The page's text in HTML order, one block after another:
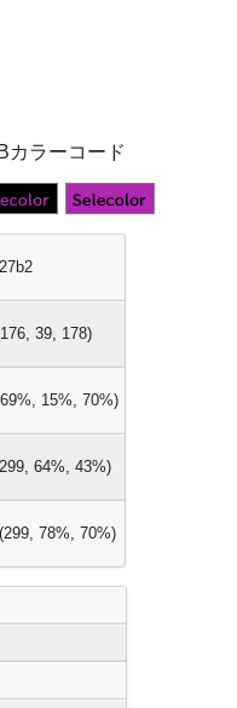
カラーコード
39, 178)
15%, 70%)
64%, 43%)
78%, 70%)